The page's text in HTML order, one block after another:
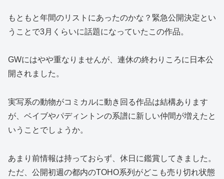
もともと年間のリストにあったのかな？緊急公開決定とい
うことで3月くらいに話題になっていたこの作品。
GWにはやや重なりませんが、連休の終わりころに日本公
開されました。
実写系の動物がコミカルに動き回る作品は結構あります
が、ベイブやパディントンの系譜に新しい仲間が増えたと
いうことでしょうか。
あまり前情報は持っておらず、休日に鑑賞してきました。
ただ、公開初週の都内のTOHO系列がどこも売り切れ状態